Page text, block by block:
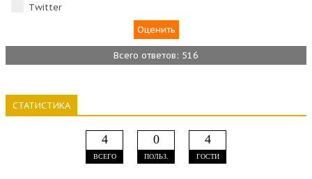
Тwitter
Всего ответов: 516
СТАТИСТИКА
4
ВСЕГО
0
ПОЛЬЗ.
4
ГОСТИ